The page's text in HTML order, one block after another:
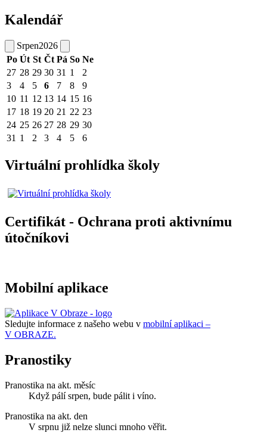
Kalendář
Srpen2026
Po Út St Čt Pá So Ne
27 28 29 30 31 1
2
3
4 5 6 7 8
9
10 11 12 13 14 15 16
17 18 19 20 21 22 23
24 25 26 27 28 29 30
31 1 2 3 4 5 6
Virtuální prohlídka školy
Certifikát - Ochrana proti aktivnímu
útočníkovi
Mobilní aplikace
Sledujte informace z našeho webu v mobilní aplikaci –
V OBRAZE.
Pranostiky
Pranostika na akt. měsíc
Když pálí srpen, bude pálit i víno.
Pranostika na akt. den
V srpnu již nelze slunci mnoho věřit.